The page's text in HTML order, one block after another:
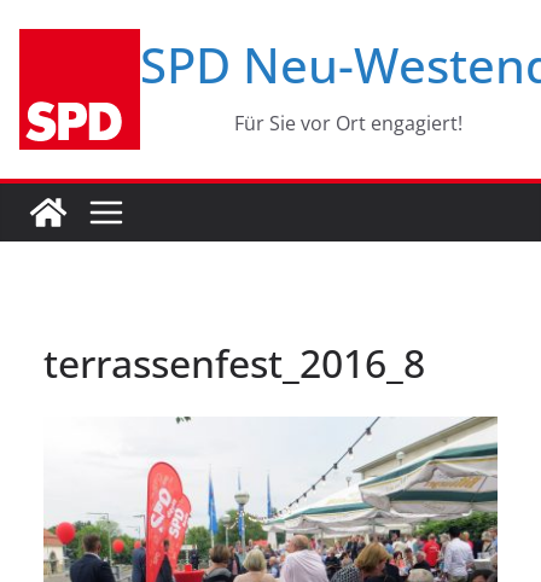
SPD Neu-
Für Sie vor Ort engagiert!
terrassenfest_2016_8